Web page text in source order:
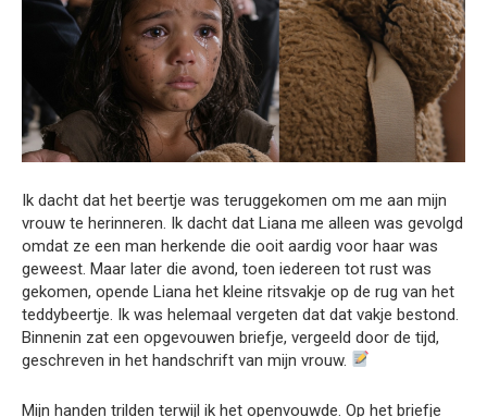
Ik dacht dat het beertje was teruggekomen om me aan mijn
vrouw te herinneren. Ik dacht dat Liana me alleen was gevolgd
omdat ze een man herkende die ooit aardig voor haar was
geweest. Maar later die avond, toen iedereen tot rust was
gekomen, opende Liana het kleine ritsvakje op de rug van het
teddybeertje. Ik was helemaal vergeten dat dat vakje bestond.
Binnenin zat een opgevouwen briefje, vergeeld door de tijd,
geschreven in het handschrift van mijn vrouw.
Mijn handen trilden terwijl ik het openvouwde. Op het briefje